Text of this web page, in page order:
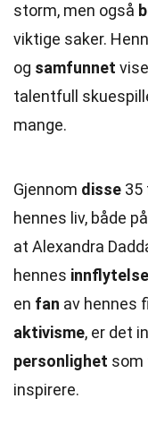
storm, men også
viktige saker.
og samfunnet
talentfull
mange.
Gjennom disse 35
hennes liv, både
at Alexandra
hennes innflytelse
en fan av hennes
aktivisme, er det
personlighet som
inspirere.